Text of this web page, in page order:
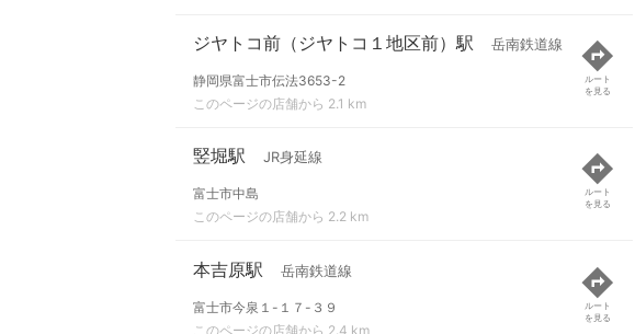
ジヤトコ前（ジヤトコ１地区前）駅 岳南鉄道線
静岡県富士市伝法3653-2
このページの店舗から 2.1 km
ルート
を見る
竪堀駅 JR身延線
富士市中島
このページの店舗から 2.2 km
ルート
を見る
本吉原駅 岳南鉄道線
富士市今泉１-１７-３９
このページの店舗から 2.4 km
ルート
を見る